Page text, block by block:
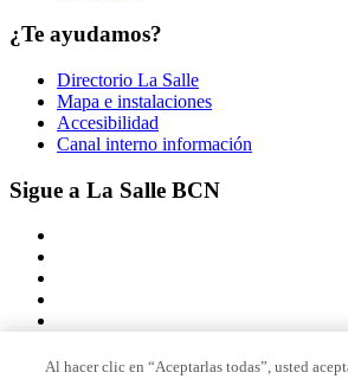
¿Te ayudamos?
Directorio La Salle
Mapa e instalaciones
Accesibilidad
Canal interno información
Sigue a La Salle BCN
Al hacer clic en “Aceptarlas todas”, usted